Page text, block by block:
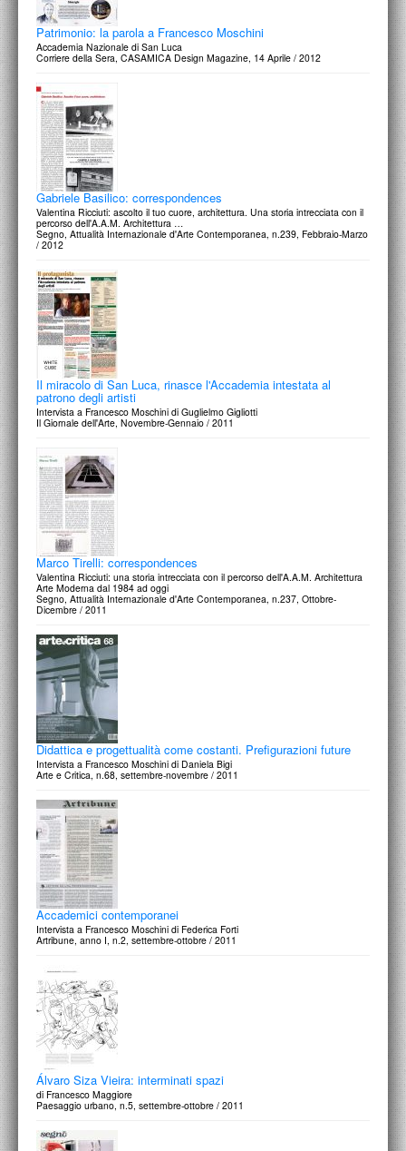
Patrimonio: la parola a Francesco Moschini
Accademia Nazionale di San Luca
Corriere della Sera, CASAMICA Design Magazine, 14 Aprile / 2012
Gabriele Basilico: correspondences
Valentina Ricciuti: ascolto il tuo cuore, architettura. Una storia intrecciata con il
percorso dell'A.A.M. Architettura …
Segno, Attualità Internazionale d'Arte Contemporanea, n.239, Febbraio-Marzo
/ 2012
Il miracolo di San Luca, rinasce l'Accademia intestata al
patrono degli artisti
Intervista a Francesco Moschini di Guglielmo Gigliotti
Il Giornale dell'Arte, Novembre-Gennaio / 2011
Marco Tirelli: correspondences
Valentina Ricciuti: una storia intrecciata con il percorso dell'A.A.M. Architettura
Arte Moderna dal 1984 ad oggi
Segno, Attualità Internazionale d'Arte Contemporanea, n.237, Ottobre-
Dicembre / 2011
Didattica e progettualità come costanti. Prefigurazioni future
Intervista a Francesco Moschini di Daniela Bigi
Arte e Critica, n.68, settembre-novembre / 2011
Accademici contemporanei
Intervista a Francesco Moschini di Federica Forti
Artribune, anno I, n.2, settembre-ottobre / 2011
Álvaro Siza Vieira: interminati spazi
di Francesco Maggiore
Paesaggio urbano, n.5, settembre-ottobre / 2011